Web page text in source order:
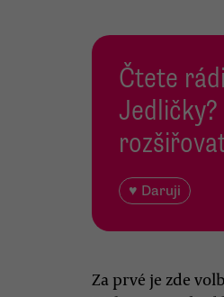
Čtete
♥ Daruji
Za prvé je zde